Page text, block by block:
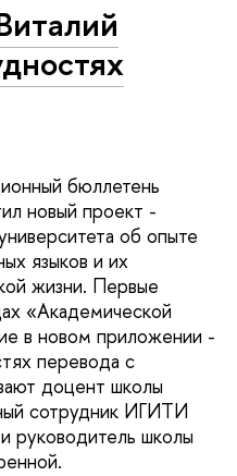
бюллетень
новый проект -
об опыте
языков и их
жизни. Первые
«Академической
в новом приложении -
перевода с
доцент школы
сотрудник ИГИТИ
руководитель школы